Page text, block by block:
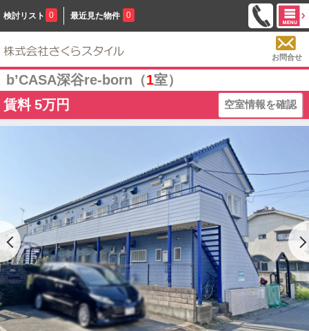
検討リスト 0 最近見た物件 0
お問合せ
b’CASA深谷re-born（1室）
賃料 5万円 空室情報を確認